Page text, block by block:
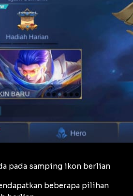
pada samping ikon berlian
beberapa pilihan